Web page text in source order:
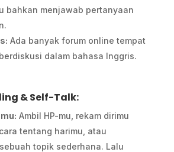
bahkan menjawab pertanyaan
Ada banyak forum online tempat
dalam bahasa Inggris.
& Self-Talk:
Ambil HP-mu, rekam dirimu
tentang harimu, atau
topik sederhana. Lalu